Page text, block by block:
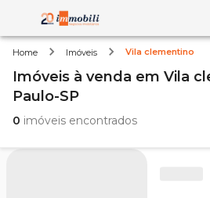
Home Imóveis Vila clementino
Imóveis à venda em Vila
Paulo-SP
0 imóveis encontrados